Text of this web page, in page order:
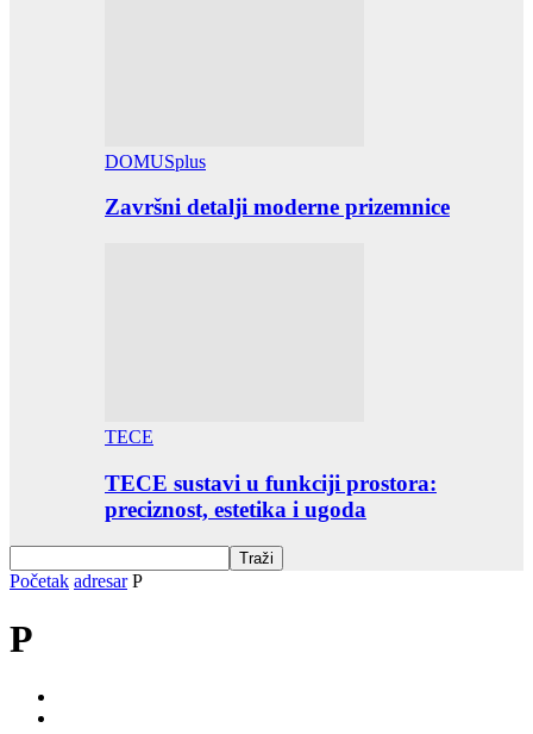
DOMUSplus
Završni detalji moderne prizemnice
TECE
TECE sustavi u funkciji prostora:
preciznost, estetika i ugoda
Početak adresar P
P